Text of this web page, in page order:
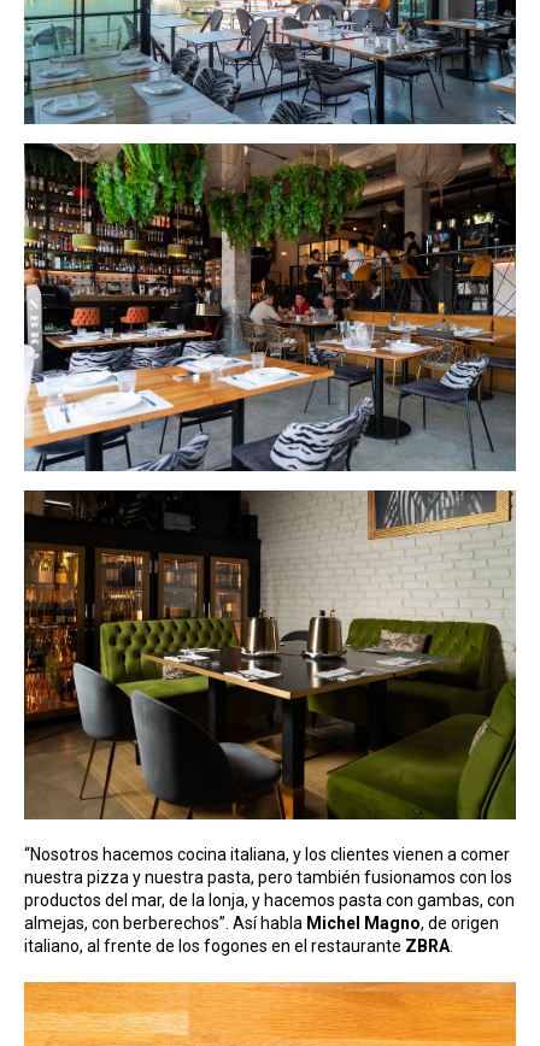
“Nosotros hacemos cocina italiana, y los clientes vienen a comer
nuestra pizza y nuestra pasta, pero también fusionamos con los
productos del mar, de la lonja, y hacemos pasta con gambas, con
almejas, con berberechos”. Así habla Michel Magno, de origen
italiano, al frente de los fogones en el restaurante ZBRA